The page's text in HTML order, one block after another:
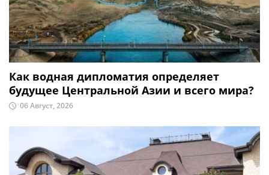
Как водная дипломатия определяет
будущее Центральной Азии и всего мира?
06 Август, 2026